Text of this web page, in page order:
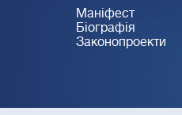
Маніфест
Біографія
Законопроекти